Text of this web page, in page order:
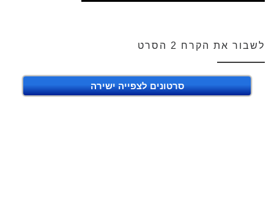
לשבור את הקרח 2 הסרט
סרטונים לצפייה ישירה